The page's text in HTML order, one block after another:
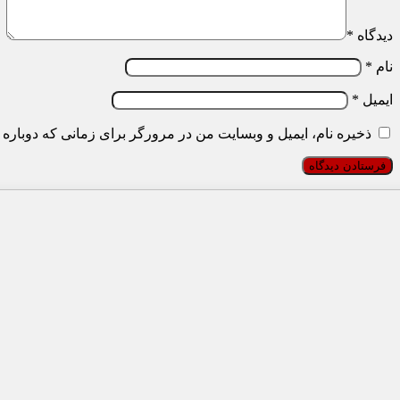
دیدگاه *
نام *
ایمیل *
ذخیره نام، ایمیل و وبسایت من در مرورگر برای زمانی که